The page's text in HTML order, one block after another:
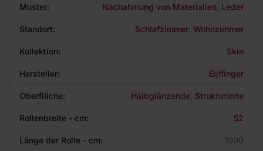
Muster: Nachahmung von Materialien Leder
Standort: Schlafzimmer Wohnzimmer
Kollektion: Skin
Hersteller: Eijffinger
Oberfläche: Halbglänzende Strukturierte
Rollenbreite - cm: 52
Länge der Rolle - cm: 1000